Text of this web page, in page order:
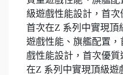
級遊戲性能設計，首次
首次在Z 系列中實現頂
遊戲性能、旗艦配置
戲性能設計，首次優
在Z 系列中實現頂級遊